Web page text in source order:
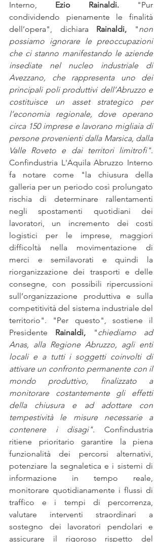
Interno, Ezio Rainaldi. "Pur
condividendo pienamente le finalità
dell’opera", dichiara Rainaldi, "non
possiamo ignorare le preoccupazioni
che ci stanno manifestando le aziende
insediate nel nucleo industriale di
Avezzano, che rappresenta uno dei
principali poli produttivi dell’Abruzzo e
costituisce un asset strategico per
l’economia regionale, dove operano
circa 150 imprese e lavorano migliaia di
persone provenienti dalla Marsica, dalla
Valle Roveto e dai territori limitrofi".
Confindustria L'Aquila Abruzzo Interno
fa notare come "la chiusura della
galleria per un periodo così prolungato
rischia di determinare rallentamenti
negli spostamenti quotidiani dei
lavoratori, un incremento dei costi
logistici per le imprese, maggiori
difficoltà nella movimentazione di
merci e semilavorati e quindi la
riorganizzazione dei trasporti e delle
consegne
con possibili ripercussioni
sull’organizzazione produttiva e sulla
competitività del sistema industriale del
territorio". "Per questo", sostiene il
Presidente Rainaldi, "chiediamo ad
Anas, alla Regione Abruzzo, agli enti
locali e a tutti i soggetti coinvolti di
attivare un confronto permanente con il
mondo produttivo, finalizzato a
monitorare costantemente gli effetti
della chiusura e ad adottare con
tempestività le misure necessarie a
contenere i disagi". Confindustria
ritiene prioritario garantire la piena
funzionalità dei percorsi alternativi,
potenziare la segnaletica e i sistemi di
informazione in tempo reale,
monitorare quotidianamente i flussi di
traffico e i tempi di percorrenza,
valutare interventi straordinari a
sostegno dei lavoratori pendolari e
assicurare il rigoroso rispetto del